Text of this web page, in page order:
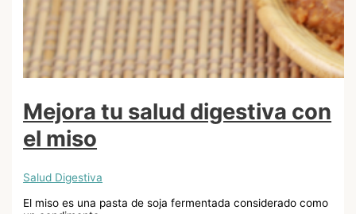
Mejora tu salud digestiva con
el miso
Salud Digestiva
El miso es una pasta de soja fermentada considerado como